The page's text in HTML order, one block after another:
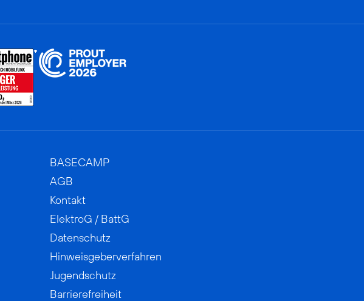
BASECAMP
AGB
Kontakt
ElektroG / BattG
Datenschutz
Hinweisgeberverfahren
Jugendschutz
Barrierefreiheit